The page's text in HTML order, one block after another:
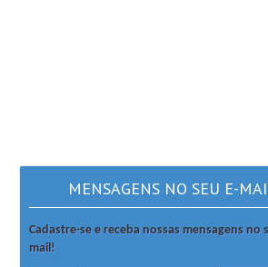
MENSAGENS NO SEU E-
Cadastre-se e receba nossas mensagens no
mail!